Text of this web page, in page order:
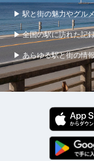
▶ 駅と街の魅力やグル
▶ 全国の駅に訪れた記
▶ あらゆる駅と街の情